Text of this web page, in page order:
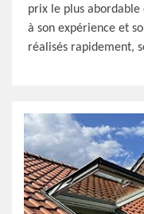
prix le plus abordable
à son expérience et
réalisés rapidement,